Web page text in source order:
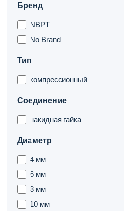
Бренд
NBPT
No Brand
Тип
компрессионный
Соединение
накидная гайка
Диаметр
4 мм
6 мм
8 мм
10 мм